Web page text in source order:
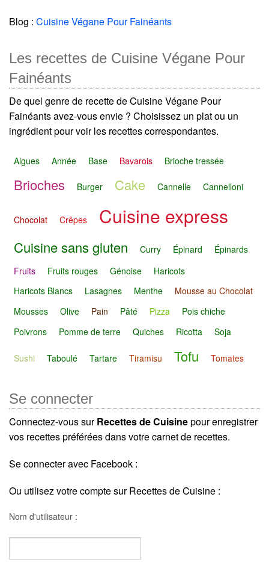
Blog : Cuisine Végane Pour Fainéants
Les recettes de Cuisine Végane Pour
Fainéants
De quel genre de recette de Cuisine Végane Pour
Fainéants avez-vous envie ? Choisissez un plat ou un
ingrédient pour voir les recettes correspondantes.
Algues Année Base Bavarois Brioche tressée
Brioches Burger Cake Cannelle Cannelloni
Chocolat Crêpes Cuisine express
Cuisine sans gluten Curry Épinard
Épinards
Fruits
Fruits rouges Génoise
Haricots
Haricots Blancs
Lasagnes Menthe
Mousse au Chocolat
Mousses
Olive Pain Pâté Pizza
Pois chiche
Poivrons
Pomme de terre Quiches Ricotta Soja
Sushi Taboulé Tartare Tiramisu Tofu Tomates
Se connecter
Connectez-vous surRecettes de Cuisinepour enregistrer
vos recettes préférées dans votre carnet de recettes.
Se connecter avec Facebook :
Ou utilisez votre compte sur Recettes de Cuisine :
Nom d'utilisateur :